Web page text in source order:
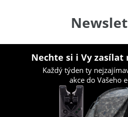
Nechte si i Vy zasílat
Každý týden ty
akce do Vašeho